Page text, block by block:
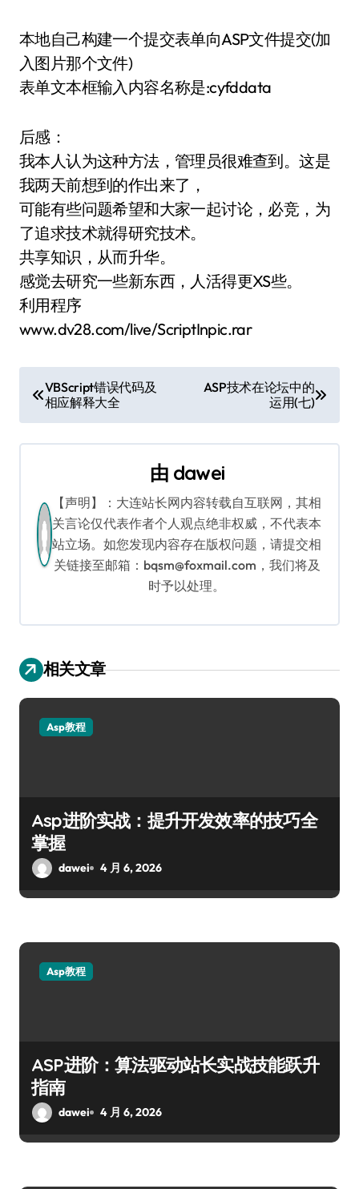
本地自己构建一个提交表单向ASP文件提交(加
入图片那个文件)
表单文本框输入内容名称是:cyfddata
后感：
我本人认为这种方法，管理员很难查到。这是
我两天前想到的作出来了，
可能有些问题希望和大家一起讨论，必竞，为
了追求技术就得研究技术。
共享知识，从而升华。
感觉去研究一些新东西，人活得更XS些。
利用程序
www.dv28.com/live/ScriptInpic.rar
文
章
导
VBScript错误代码及
相应解释大全
ASP技术在论坛中的
运用(七)
由 dawei
【声明】：大连站长网内容转载自互联网，其相
关言论仅代表作者个人观点绝非权威，不代表本
站立场。如您发现内容存在版权问题，请提交相
关链接至邮箱：bqsm@foxmail.com，我们将及
时予以处理。
相关文章
Asp教程
Asp进阶实战：提升开发效率的技巧全
掌握
dawei 4 月 6, 2026
Asp教程
ASP进阶：算法驱动站长实战技能跃升
指南
dawei 4 月 6, 2026